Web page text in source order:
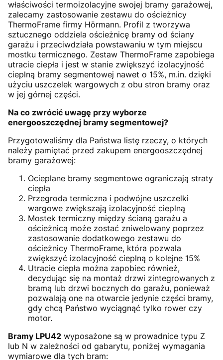
właściwości termoizolacyjne swojej bramy garażowej,
zalecamy zastosowanie zestawu do ościeżnicy
ThermoFrame firmy Hörmann. Profil z tworzywa
sztucznego oddziela ościeżnicę bramy od ściany
garażu i przeciwdziała powstawaniu w tym miejscu
mostku termicznego. Zestaw ThermoFrame zapobiega
utracie ciepła i jest w stanie zwiększyć izolacyjność
cieplną bramy segmentowej nawet o 15%, m.in. dzięki
użyciu uszczelek wargowych z obu stron bramy oraz
w jej górnej części.
Na co zwrócić uwagę przy wyborze
energooszczędnej bramy segmentowej?
Przygotowaliśmy dla Państwa listę rzeczy, o których
należy pamiętać przed zakupem energooszczędnej
bramy garażowej:
Ocieplane bramy segmentowe ograniczają straty
ciepła
Przegroda termiczna i podwójne uszczelki
wargowe zwiększają izolacyjność cieplną
Mostek termiczny między ścianą garażu a
ościeżnicą może zostać zniwelowany poprzez
zastosowanie dodatkowego zestawu do
ościeżnicy ThermoFrame, która pozwala
zwiększyć izolacyjność cieplną o kolejne 15%
Utracie ciepła można zapobiec również,
decydując się na montaż drzwi zintegrowanych z
bramą lub drzwi bocznych do garażu, ponieważ
pozwalają one na otwarcie jedynie części bramy,
gdy chcą Państwo wyciągnąć tylko rower czy
motor.
Bramy LPU42 wyposażone są w prowadnice typu Z
lub N w zależności od gabarytu, poniżej wymagania
wymiarowe dla tych bram: